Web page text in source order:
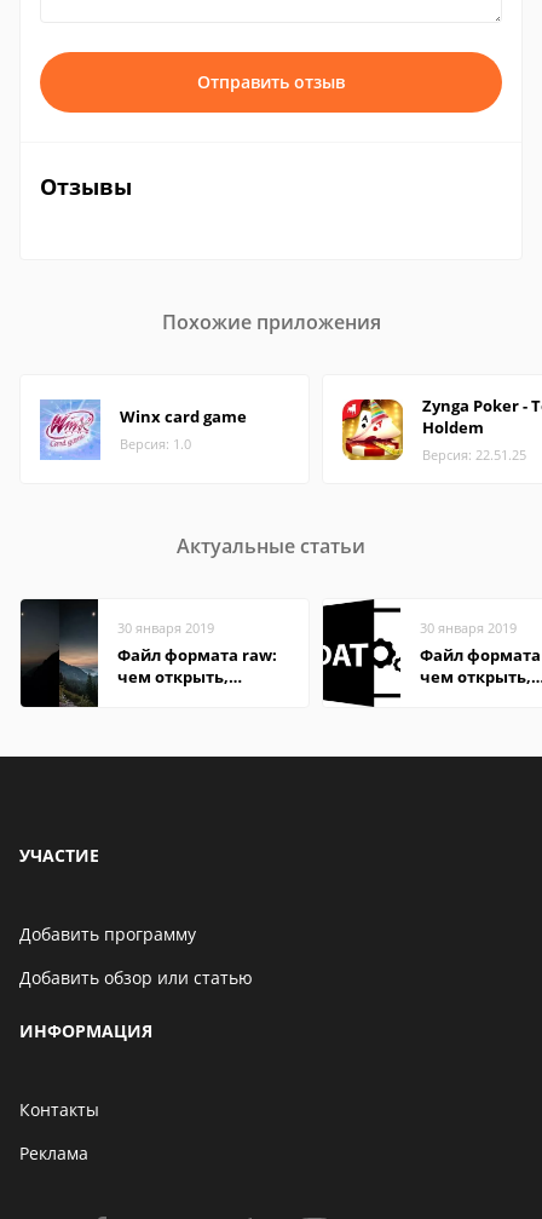
Отправить отзыв
Отзывы
Похожие приложения
Winx card game
Версия: 1.0
Zynga Poker -
Holdem
Версия: 22.51.25
Актуальные статьи
30 января 2019
Файл формата raw:
чем открыть,
30 января 2019
Файл формата
чем открыть,
УЧАСТИЕ
Добавить программу
Добавить обзор или статью
ИНФОРМАЦИЯ
Контакты
Реклама